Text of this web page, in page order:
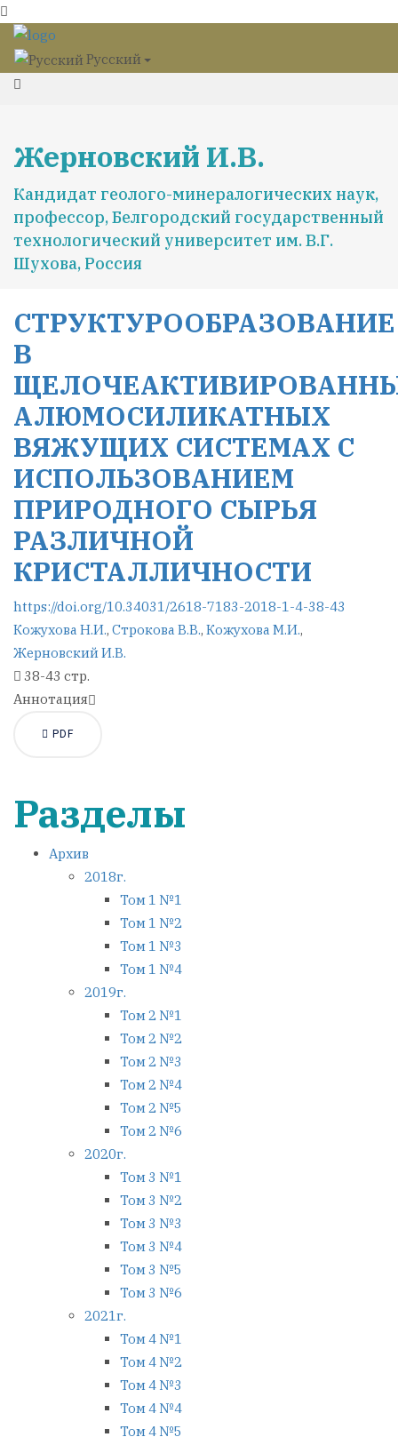
Русский
Жерновский И.В.
Кандидат геолого-минералогических наук,
профессор, Белгородский государственный
технологический университет им. В.Г.
Шухова, Россия
СТРУКТУРООБРАЗОВАНИЕ
В
АЛЮМОСИЛИКАТНЫХ
ВЯЖУЩИХ СИСТЕМАХ С
ИСПОЛЬЗОВАНИЕМ
ПРИРОДНОГО СЫРЬЯ
РАЗЛИЧНОЙ
КРИСТАЛЛИЧНОСТИ
https://doi.org/10.34031/2618-7183-2018-1-4-38-43
Кожухова Н.И., Строкова В.В., Кожухова М.И.,
Жерновский И.В.
38-43 стр.
Аннотация
PDF
Разделы
Архив
2018г.
Том 1 №1
Том 1 №2
Том 1 №3
Том 1 №4
2019г.
Том 2 №1
Том 2 №2
Том 2 №3
Том 2 №4
Том 2 №5
Том 2 №6
2020г.
Том 3 №1
Том 3 №2
Том 3 №3
Том 3 №4
Том 3 №5
Том 3 №6
2021г.
Том 4 №1
Том 4 №2
Том 4 №3
Том 4 №4
Том 4 №5